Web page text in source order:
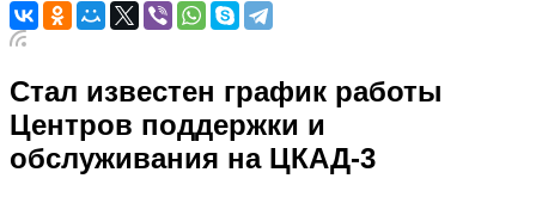
Стал известен график работы
Центров поддержки и
обслуживания на ЦКАД-3